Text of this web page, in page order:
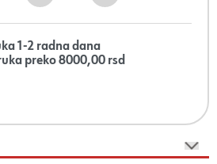
1-2 radna dana
preko 8000,00 rsd